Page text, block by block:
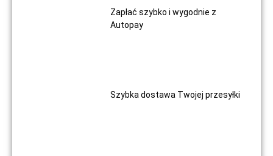
Zapłać szybko i wygodnie z
Autopay
Szybka dostawa Twojej przesyłki